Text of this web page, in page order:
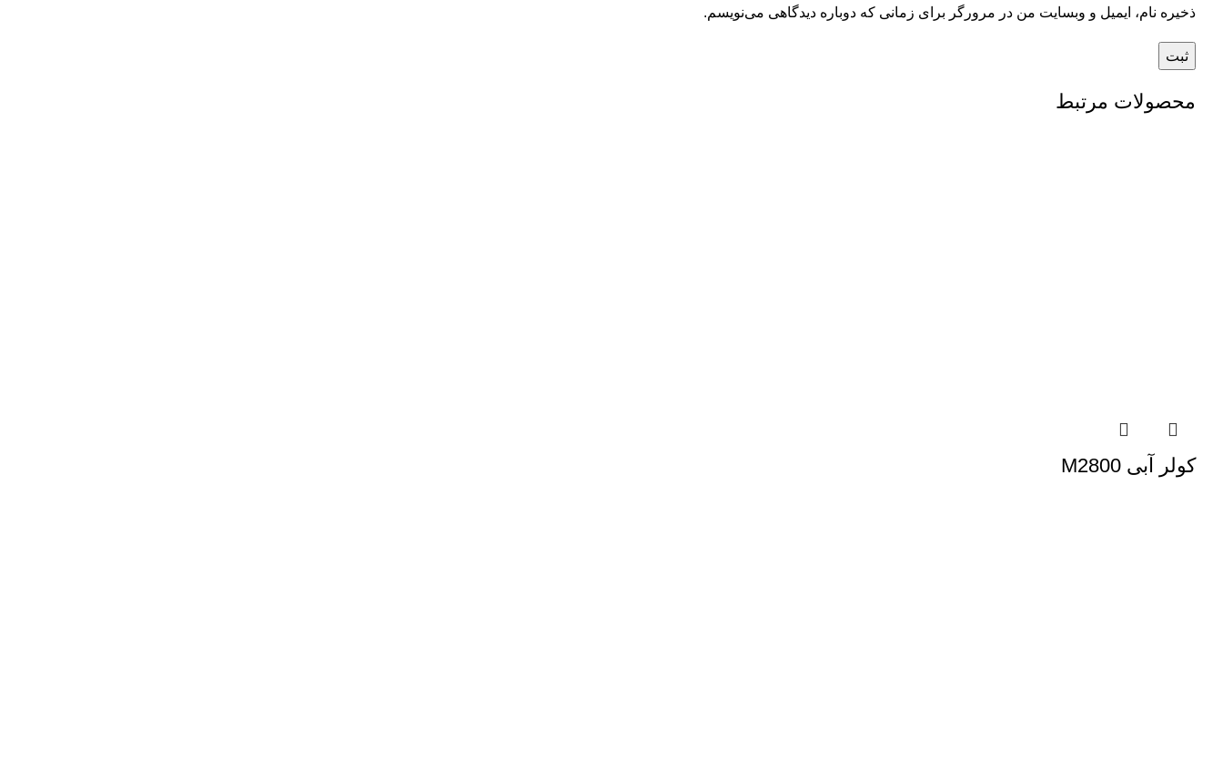
ذخیره نام، ایمیل و وبسایت من در مرورگر برای زمانی که دوباره دیدگاهی می‌نویسم.
محصولات مرتبط
کولر آبی M2800